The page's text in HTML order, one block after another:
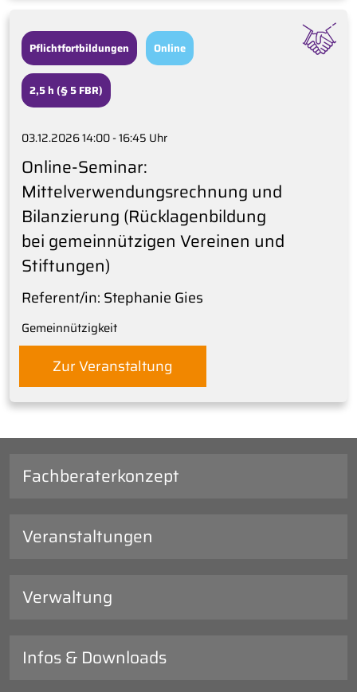
Pflichtfortbildungen Online
2,5 h (§ 5 FBR)
03.12.2026 14:00 - 16:45 Uhr
Online-Seminar:
Mittelverwendungsrechnung und
Bilanzierung (Rücklagenbildung
bei gemeinnützigen Vereinen und
Stiftungen)
Referent/in: Stephanie Gies
Gemeinnützigkeit
Zur Veranstaltung
Fachberaterkonzept
Veranstaltungen
Verwaltung
Infos & Downloads